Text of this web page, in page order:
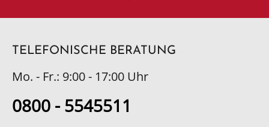
TELEFONISCHE BERATUNG
Mo. - Fr.: 9:00 - 17:00 Uhr
0800 - 5545511